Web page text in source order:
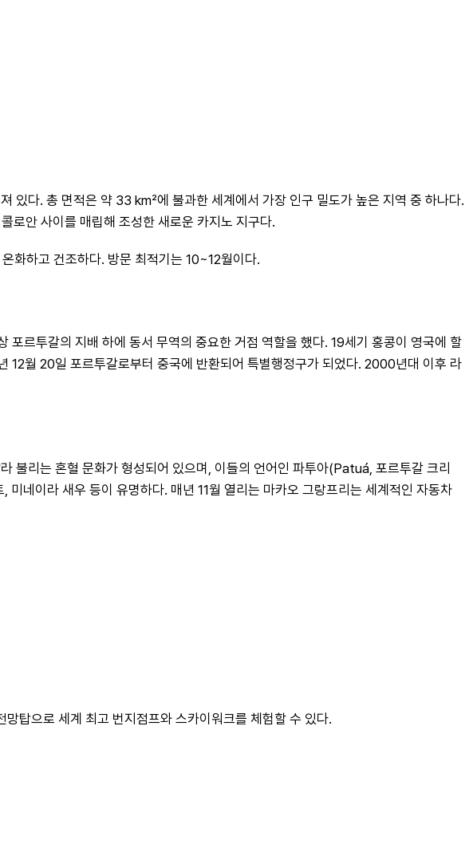
있다. 총 면적은 약 33 km²에 불과한 세계에서 가장 인구 밀도가 높은 지역 중 하나다.
로안 사이를 매립해 조성한 새로운 카지노 지구다.
화하고 건조하다. 방문 최적기는 10~12월이다.
르투갈의 지배 하에 동서 무역의 중요한 거점 역할을 했다. 19세기 홍콩이 영국에 할
12월 20일 포르투갈로부터 중국에 반환되어 특별행정구가 되었다. 2000년대 이후 라
불리는 혼혈 문화가 형성되어 있으며, 이들의 언어인 파투아(Patuá, 포르투갈 크리
네이라 새우 등이 유명하다. 매년 11월 열리는 마카오 그랑프리는 세계적인 자동차
탑으로 세계 최고 번지점프와 스카이워크를 체험할 수 있다.